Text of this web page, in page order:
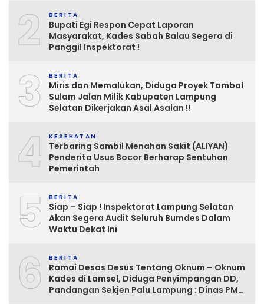
2 BERITA
Bupati Egi Respon Cepat Laporan
Masyarakat, Kades Sabah Balau Segera di
Panggil Inspektorat !
3 BERITA
Miris dan Memalukan, Diduga Proyek Tambal
Sulam Jalan Milik Kabupaten Lampung
Selatan Dikerjakan Asal Asalan !!
4 KESEHATAN
Terbaring Sambil Menahan Sakit (ALIYAN)
Penderita Usus Bocor Berharap Sentuhan
Pemerintah
5 BERITA
Siap – Siap ! Inspektorat Lampung Selatan
Akan Segera Audit Seluruh Bumdes Dalam
Waktu Dekat Ini
6 BERITA
Ramai Desas Desus Tentang Oknum – Oknum
Kades di Lamsel, Diduga Penyimpangan DD,
Pandangan Sekjen Palu Lampung : Dinas PMD